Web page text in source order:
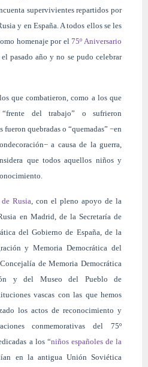
supervivientes repartidos por
y en España. A todos ellos se les
homenaje por el75º Aniversario
pasado año y no se pudo celebrar
que combatieron, como a los que
del trabajo” o sufrieron
quebradas o “quemadas” −en
a causa de la guerra,
que todos aquellos niños y
Rusia , con el pleno apoyo de la
en Madrid, de la Secretaría de
del Gobierno de España, de la
y Memoria Democrática del
de Memoria Democrática
y del Museo del Pueblo de
vascas con las que hemos
los actos de reconocimiento y
conmemorativas del 75º
a los “niños españoles de la
en la antigua Unión Soviética